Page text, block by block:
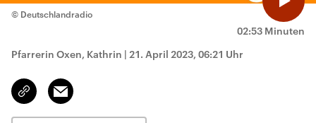
02:53 Minuten
© Deutschlandradio
Pfarrerin Oxen, Kathrin | 21. April 2023, 06:21 Uhr
Link
kopieren/teilen
Email